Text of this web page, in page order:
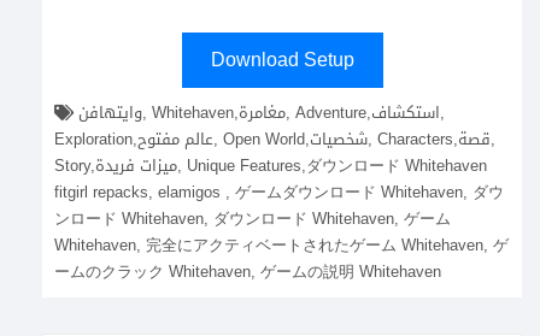
Download Setup
Exploration,عالم مفتوح, Open World,شخصيات, Characters,قصة,
Story,ميزات فريدة, Unique Features,ダウンロード Whitehaven
fitgirl repacks, elamigos , ゲームダウンロード Whitehaven, ダウ
ンロード Whitehaven, ダウンロード Whitehaven, ゲーム
Whitehaven, 完全にアクティベートされたゲーム Whitehaven, ゲ
ームのクラック Whitehaven, ゲームの説明 Whitehaven